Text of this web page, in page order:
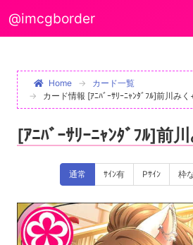
@imcgborder
Home
カード一覧
カード情報 [ｱﾆﾊﾞｰｻﾘｰﾆｬﾝﾀﾞﾌﾙ]前川みく
[ｱﾆﾊﾞｰｻﾘｰﾆｬﾝﾀﾞﾌﾙ]前
通常 ｻｲﾝ有 Pｻｲﾝ 枠